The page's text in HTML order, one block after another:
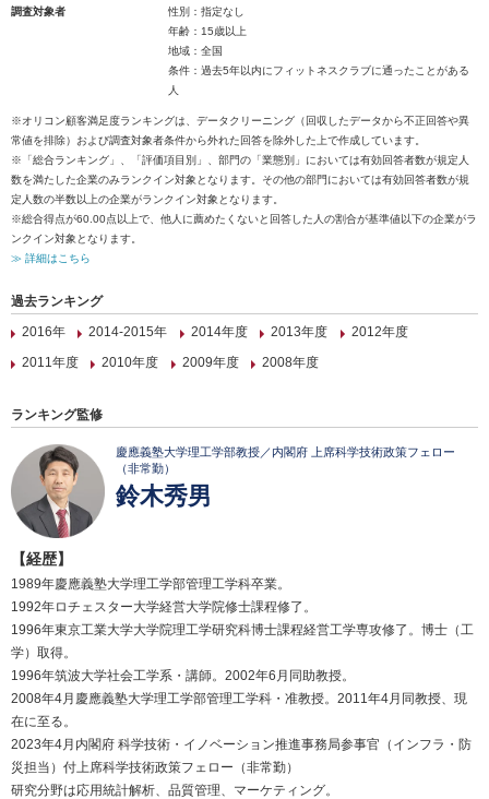
調査対象者
性別：指定なし
年齢：15歳以上
地域：全国
条件：過去5年以内にフィットネスクラブに通ったことがある
人
※オリコン顧客満足度ランキングは、データクリーニング（回収したデータから不正回答や異
常値を排除）および調査対象者条件から外れた回答を除外した上で作成しています。
※「総合ランキング」、「評価項目別」、部門の「業態別」においては有効回答者数が規定人
数を満たした企業のみランクイン対象となります。その他の部門においては有効回答者数が規
定人数の半数以上の企業がランクイン対象となります。
※総合得点が60.00点以上で、他人に薦めたくないと回答した人の割合が基準値以下の企業がラ
ンクイン対象となります。
≫ 詳細はこちら
過去ランキング
2016年
2014-2015年 2014年度 2013年度
2012年度
2011年度
2010年度 2009年度 2008年度
ランキング監修
慶應義塾大学理工学部教授／内閣府 上席科学技術政策フェロー
（非常勤）
鈴木秀男
【経歴】
1989年慶應義塾大学理工学部管理工学科卒業。
1992年ロチェスター大学経営大学院修士課程修了。
1996年東京工業大学大学院理工学研究科博士課程経営工学専攻修了。博士（工
学）取得。
1996年筑波大学社会工学系・講師。2002年6月同助教授。
2008年4月慶應義塾大学理工学部管理工学科・准教授。2011年4月同教授、現
在に至る。
2023年4月内閣府 科学技術・イノベーション推進事務局参事官（インフラ・防
災担当）付上席科学技術政策フェロー（非常勤）
研究分野は応用統計解析、品質管理、マーケティング。